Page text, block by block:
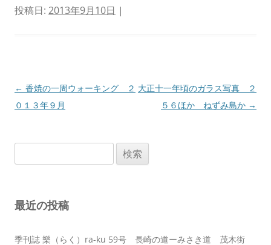
投稿日: 2013年9月10日 |
投
稿
ョ
← 香焼の一周ウォーキング ２
０１３年９月
大正十一年頃のガラス写真 ２
５６ほか ねずみ島か →
索:
最近の投稿
季刊誌 樂（らく）ra-ku 59号 長崎の道ーみさき道 茂木街